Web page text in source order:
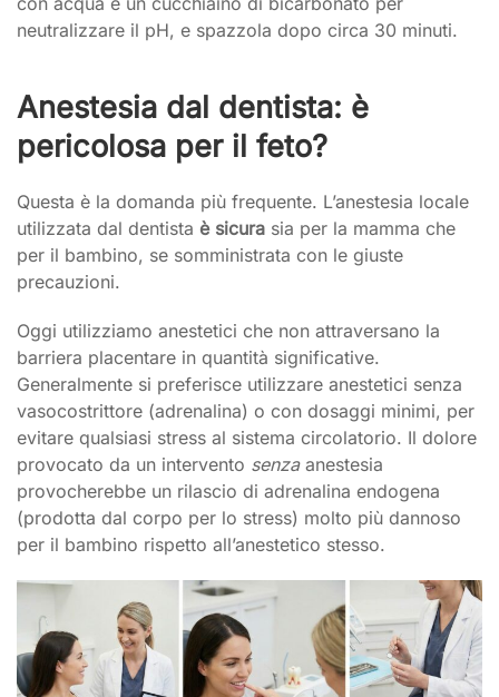
neutralizzare il pH, e spazzola dopo circa 30 minuti.
Anestesia dal dentista: è
pericolosa per il feto?
Questa è la domanda più frequente. L’anestesia locale
utilizzata dal dentista è sicura sia per la mamma che
per il bambino, se somministrata con le giuste
precauzioni.
Oggi utilizziamo anestetici che non attraversano la
barriera placentare in quantità significative.
Generalmente si preferisce utilizzare anestetici senza
vasocostrittore (adrenalina) o con dosaggi minimi, per
evitare qualsiasi stress al sistema circolatorio. Il dolore
provocato da un intervento senzaanestesia
provocherebbe un rilascio di adrenalina endogena
(prodotta dal corpo per lo stress) molto più dannoso
per il bambino rispetto all’anestetico stesso.